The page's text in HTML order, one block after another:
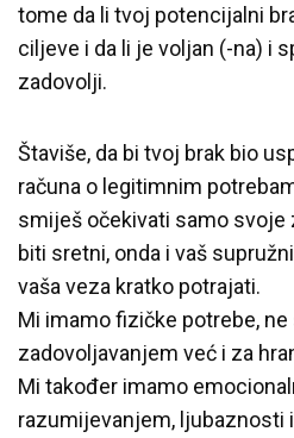
tome da li tvoj potencijalni
ciljeve i da li je voljan (-na) i
zadovolji.
Štaviše, da bi tvoj brak bio
računa o legitimnim
smiješ očekivati samo svoje
biti sretni, onda i vaš
vaša veza kratko potrajati.
Mi imamo fizičke potrebe,
zadovoljavanjem već i za
Mi također imamo
razumijevanjem, ljubaznosti